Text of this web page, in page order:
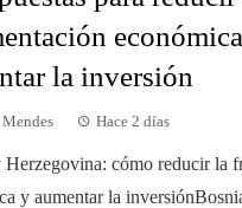
la inversión
Hace 2 días
Herzegovina: cómo reducir la
y aumentar la